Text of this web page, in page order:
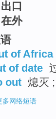
出口
在外
of Africa
of date
out 熄灭
多网络短语